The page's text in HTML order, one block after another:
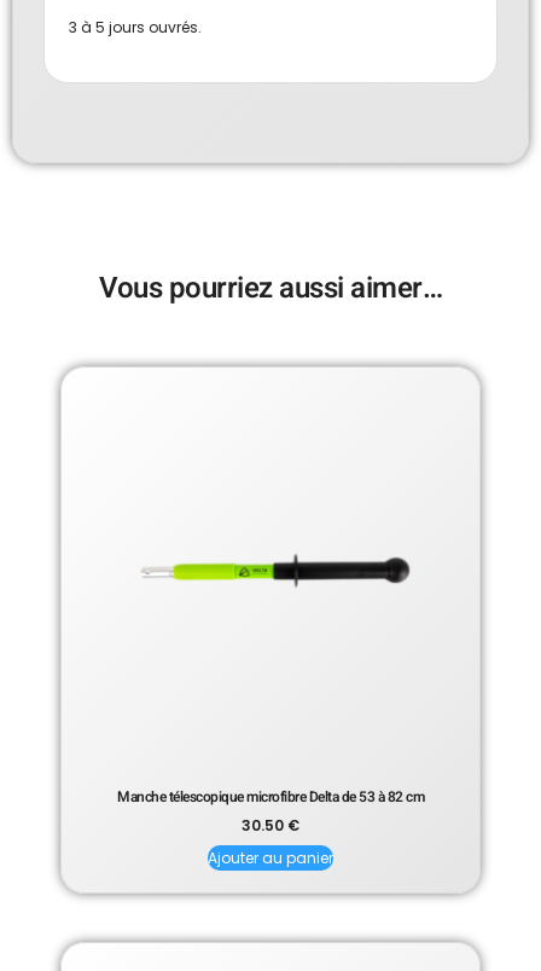
3 à 5 jours ouvrés.
Vous pourriez aussi aimer…
Manche télescopique microfibre Delta de 53 à 82 cm
30.50 €
Ajouter au panier